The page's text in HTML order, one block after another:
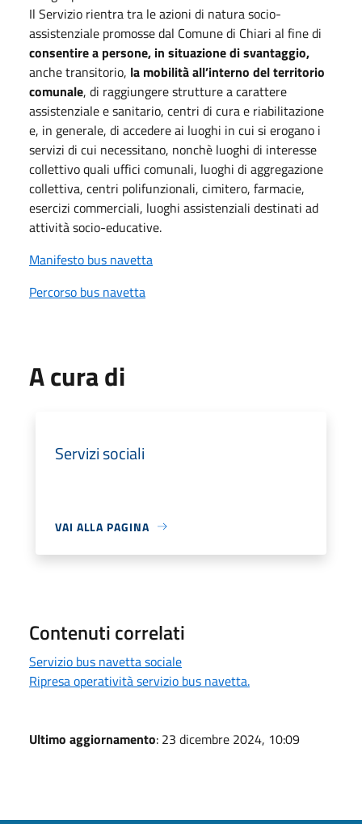
Il Servizio rientra tra le azioni di natura socio-
assistenziale promosse dal Comune di Chiari al fine di
consentire a persone, in situazione di svantaggio,
anche transitorio, la mobilità all’interno del territorio
comunale, di raggiungere strutture a carattere
assistenziale e sanitario, centri di cura e riabilitazione
e, in generale, di accedere ai luoghi in cui si erogano i
servizi di cui necessitano, nonchè luoghi di interesse
collettivo quali uffici comunali, luoghi di aggregazione
collettiva, centri polifunzionali, cimitero, farmacie,
esercizi commerciali, luoghi assistenziali destinati ad
attività socio-educative.
Manifesto bus navetta
Percorso bus navetta
A cura di
Servizi sociali
VAI ALLA PAGINA
Contenuti correlati
Servizio bus navetta sociale
Ripresa operatività servizio bus navetta.
Ultimo aggiornamento: 23 dicembre 2024, 10:09